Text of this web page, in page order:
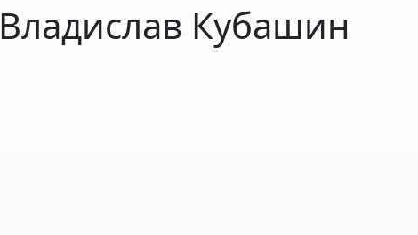
Владислав Кубашин